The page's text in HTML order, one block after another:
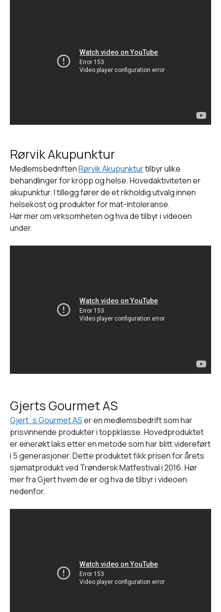
Rørvik Akupunktur
MedlemsbedriftenRørvik Akupunkturtilbyr ulike
behandlinger for kropp og helse. Hovedaktiviteten er
akupunktur. I tillegg fører de et rikholdig utvalg innen
helsekost og produkter for mat-intoleranse.
Hør mer om virksomheten og hva de tilbyr i videoen
under.
Gjerts Gourmet AS
Gjert`s Gourmet ASer en medlemsbedrift som har
prisvinnende produkter i toppklasse. Hovedproduktet
er einerøkt laks etter en metode som har blitt videreført
i 5 generasjoner. Dette produktet fikk prisen for årets
sjømatprodukt ved Trøndersk Matfestival i 2016. Hør
mer fra Gjert hvem de er og hva de tilbyr i videoen
nedenfor.